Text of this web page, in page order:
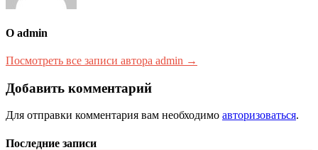
О admin
Посмотреть все записи автора admin →
Добавить комментарий
Для отправки комментария вам необходимо авторизоваться.
Последние записи